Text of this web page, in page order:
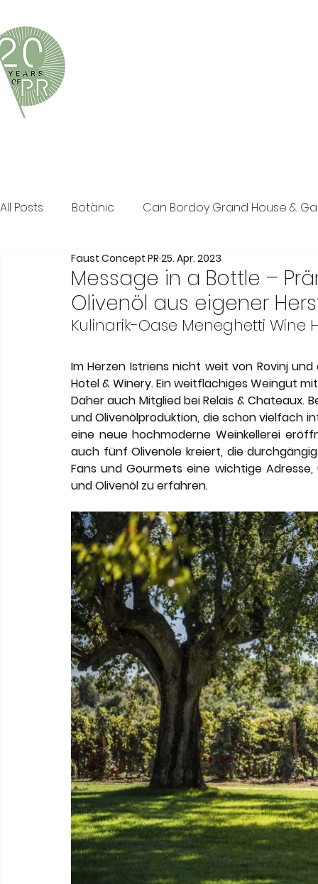
und persönliche Beratung in den Bereichen
Klassische PR im Print Bereich, Events sowie Social
All Posts Botànic Can Bordoy Grand House &
The Ozen Collection Faust Concept PR
Meneghetti Wine Hotel & Winery Karriere
Son Moli Country House Vestige Collection
Message in a Bottle –
Olivenöl aus eigener
Faust Concept PR 25. Apr. 2023
Kulinarik-Oase Meneghetti Wine
Im Herzen Istriens nicht weit von Rovinj
Hotel & Winery. Ein weitflächiges Weingut
Daher auch Mitglied bei Relais & Chateaux.
und Olivenölproduktion, die schon vielfach
eine neue hochmoderne Weinkellerei
auch fünf Olivenöle kreiert, die
Fans und Gourmets eine wichtige
und Olivenöl zu erfahren.